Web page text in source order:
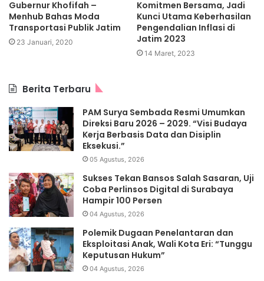
Gubernur Khofifah –
Menhub Bahas Moda
Transportasi Publik Jatim
23 Januari, 2020
Komitmen Bersama, Jadi
Kunci Utama Keberhasilan
Pengendalian Inflasi di
Jatim 2023
14 Maret, 2023
Berita Terbaru
PAM Surya Sembada Resmi Umumkan
Direksi Baru 2026 – 2029. “Visi Budaya
Kerja Berbasis Data dan Disiplin
Eksekusi.”
05 Agustus, 2026
Sukses Tekan Bansos Salah Sasaran, Uji
Coba Perlinsos Digital di Surabaya
Hampir 100 Persen
04 Agustus, 2026
Polemik Dugaan Penelantaran dan
Eksploitasi Anak, Wali Kota Eri: “Tunggu
Keputusan Hukum”
04 Agustus, 2026